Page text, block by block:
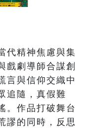
代精神焦慮與集
戲劇導師合謀創
言與信仰交織中
追隨，真假難
。作品打破舞台
謬的同時，反思